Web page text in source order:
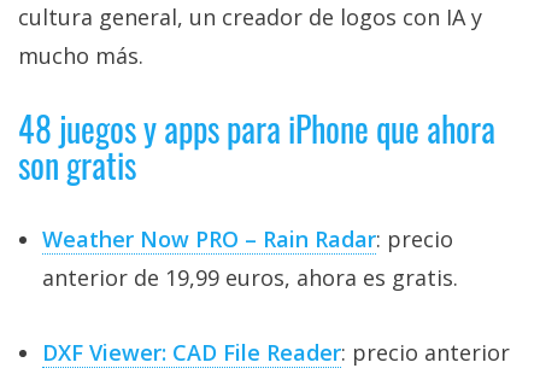
cultura general, un creador de logos con IA y
mucho más.
48 juegos y apps para iPhone que ahora
son gratis
Weather Now PRO – Rain Radar: precio
anterior de 19,99 euros, ahora es gratis.
DXF Viewer: CAD File Reader: precio anterior